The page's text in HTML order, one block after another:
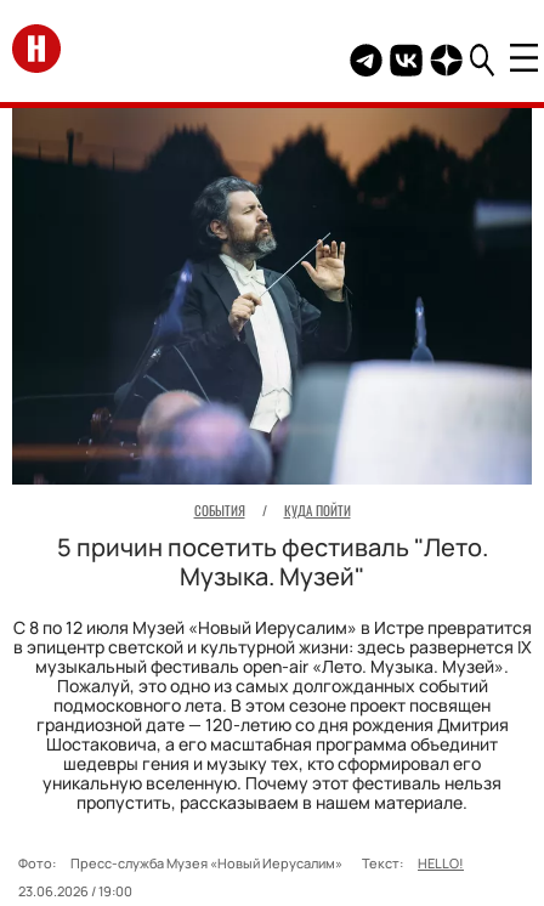
Перейти на главную
Telegram канал
Группа HELLO
Канал
СОБЫТИЯ / КУДА ПОЙТИ
5 причин посетить фестиваль "Лето.
Музыка. Музей"
С 8 по 12 июля Музей «Новый Иерусалим» в Истре превратится
в эпицентр светской и культурной жизни: здесь развернется IX
музыкальный фестиваль open-air «Лето. Музыка. Музей».
Пожалуй, это одно из самых долгожданных событий
подмосковного лета. В этом сезоне проект посвящен
грандиозной дате — 120-летию со дня рождения Дмитрия
Шостаковича, а его масштабная программа объединит
шедевры гения и музыку тех, кто сформировал его
уникальную вселенную. Почему этот фестиваль нельзя
пропустить, рассказываем в нашем материале.
Фото: Пресс-служба Музея «Новый Иерусалим» Текст:
HELLO!
23.06.2026 / 19:00